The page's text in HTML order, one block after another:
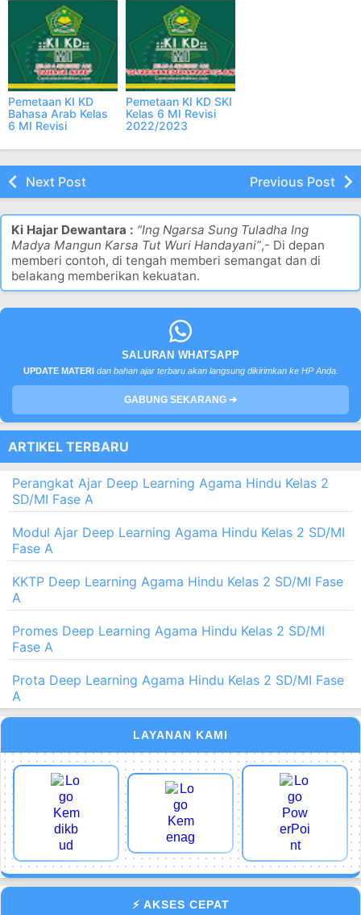
Lengkap
Pemetaan KI KD
Bahasa Arab Kelas
6 MI Revisi
Lengkap
Pemetaan KI KD SKI
Kelas 6 MI Revisi
2022/2023
Lengkap
Next Post Previous Post
Ki Hajar Dewantara : “Ing Ngarsa Sung Tuladha Ing
Madya Mangun Karsa Tut Wuri Handayani”,- Di depan
memberi contoh, di tengah memberi semangat dan di
belakang memberikan kekuatan.
SALURAN WHATSAPP
UPDATE MATERI dan bahan ajar terbaru akan langsung dikirimkan ke HP Anda.
GABUNG SEKARANG ➔
ARTIKEL TERBARU
Perangkat Ajar Deep Learning Agama Hindu Kelas 2
SD/MI Fase A
Modul Ajar Deep Learning Agama Hindu Kelas 2 SD/MI
Fase A
KKTP Deep Learning Agama Hindu Kelas 2 SD/MI Fase
A
Promes Deep Learning Agama Hindu Kelas 2 SD/MI
Fase A
Prota Deep Learning Agama Hindu Kelas 2 SD/MI Fase
A
LAYANAN KAMI
⚡ AKSES CEPAT